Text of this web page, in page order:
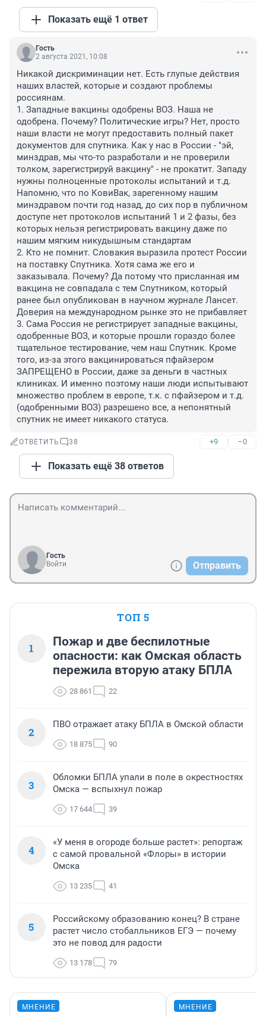
Показать ещё 1 ответ
Гость
2 августа 2021, 10:08
Никакой дискриминации нет. Есть глупые действия
наших властей, которые и создают проблемы
россиянам.
1. Западные вакцины одобрены ВОЗ. Наша не
одобрена. Почему? Политические игры? Нет, просто
наши власти не могут предоставить полный пакет
документов для спутника. Как у нас в России - "эй,
минздрав, мы что-то разработали и не проверили
толком, зарегистрируй вакцину" - не прокатит. Западу
нужны полноценные протоколы испытаний и т.д.
Напомню, что по КовиВак, зарегенному нашим
минздравом почти год назад, до сих пор в публичном
доступе нет протоколов испытаний 1 и 2 фазы, без
которых нельзя регистрировать вакцину даже по
нашим мягким никудышным стандартам
2. Кто не помнит. Словакия выразила протест России
на поставку Спутника. Хотя сама же его и
заказывала. Почему? Да потому что присланная им
вакцина не совпадала с тем Спутником, который
ранее был опубликован в научном журнале Лансет.
Доверия на международном рынке это не прибавляет
3. Сама Россия не регистрирует западные вакцины,
одобренные ВОЗ, и которые прошли гораздо более
тщательное тестирование, чем наш Спутник. Кроме
того, из-за этого вакцинироваться пфайзером
ЗАПРЕЩЕНО в России, даже за деньги в частных
клиниках. И именно поэтому наши люди испытывают
множество проблем в европе, т.к. с пфайзером и т.д.
(одобренными ВОЗ) разрешено все, а непонятный
спутник не имеет никакого статуса.
ОТВЕТИТЬ 38 +9 –0
Показать ещё 38 ответов
Гость
Войти
Отправить
ТОП 5
1
Пожар и две беспилотные
опасности: как Омская область
пережила вторую атаку БПЛА
28 861 22
2
ПВО отражает атаку БПЛА в Омской области
18 875 90
3
Обломки БПЛА упали в поле в окрестностях
Омска — вспыхнул пожар
17 644 39
4
«У меня в огороде больше растет»: репортаж
с самой провальной «Флоры» в истории
Омска
13 235 41
5
Российскому образованию конец? В стране
растет число стобалльников ЕГЭ — почему
это не повод для радости
13 178 79
МНЕНИЕ МНЕНИЕ